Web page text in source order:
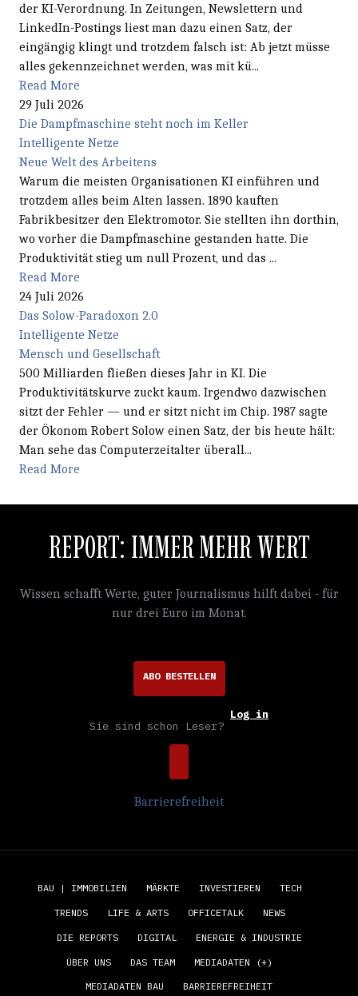
der KI-Verordnung. In Zeitungen, Newslettern und
LinkedIn-Postings liest man dazu einen Satz, der
eingängig klingt und trotzdem falsch ist: Ab jetzt müsse
alles gekennzeichnet werden, was mit kü...
Read More
29 Juli 2026
Die Dampfmaschine steht noch im Keller
Intelligente Netze
Neue Welt des Arbeitens
Warum die meisten Organisationen KI einführen und
trotzdem alles beim Alten lassen. 1890 kauften
Fabrikbesitzer den Elektromotor. Sie stellten ihn dorthin,
wo vorher die Dampfmaschine gestanden hatte. Die
Produktivität stieg um null Prozent, und das ...
Read More
24 Juli 2026
Das Solow-Paradoxon 2.0
Intelligente Netze
Mensch und Gesellschaft
500 Milliarden fließen dieses Jahr in KI. Die
Produktivitätskurve zuckt kaum. Irgendwo dazwischen
sitzt der Fehler — und er sitzt nicht im Chip. 1987 sagte
der Ökonom Robert Solow einen Satz, der bis heute hält:
Man sehe das Computerzeitalter überall...
Read More
REPORT: IMMER MEHR WERT
Wissen schafft Werte, guter Journalismus hilft dabei - für
nur drei Euro im Monat.
ABO BESTELLEN
Sie sind schon Leser?
Log in
Barrierefreiheit
BAU | IMMOBILIEN MÄRKTE INVESTIEREN TECH
TRENDS LIFE & ARTS OFFICETALK NEWS
DIE REPORTS DIGITAL ENERGIE & INDUSTRIE
ÜBER UNS DAS TEAM MEDIADATEN (+)
MEDIADATEN BAU BARRIEREFREIHEIT